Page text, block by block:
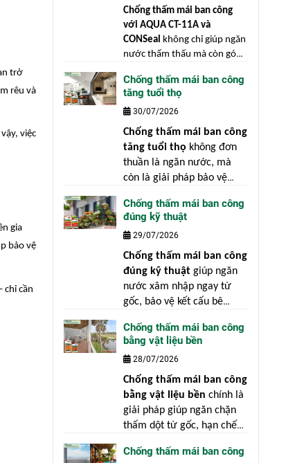
trở
rêu và
việc
gia
bảo vệ
chỉ cần
trúc và trang trí nhờ vẻ
đẹp mộc mạc, bền màu và
mang giá trị thẩm mỹ cao.
Chống thấm mái ban công
với AQUA CT-11A và
CONSeal không chỉ giúp ngăn
nước thẩm thấu mà còn góp
công trình trước những tác
động của môi trường. Mái
ban công là một trong những
hạng mục chịu tác động khắc
nghiệt nhất của thời tiết.
Chống thấm mái ban công
tăng tuổi thọ
30/07/2026
Chống thấm mái ban công
tăng tuổi thọ không đơn
thuần là ngăn nước, mà
còn là giải pháp bảo vệ
"Phòng bệnh hơn chữa
bệnh" là nguyên tắc luôn
đúng trong xây dựng.
Chống thấm mái ban công
đúng kỹ thuật
29/07/2026
Chống thấm mái ban công
đúng kỹ thuật giúp ngăn
nước xâm nhập ngay từ
gốc, bảo vệ kết cấu bê
chữa và nâng cao tuổi thọ
công trình. Nguyên nhân
chủ yếu không nằm ở vật
liệu mà xuất phát từ việc
xử lý bề mặt chưa đạt yêu
cầu, thi công sai kỹ thuật
hoặc bỏ qua những công
Chống thấm mái ban công
bằng vật liệu bền
28/07/2026
Chống thấm mái ban công
bằng vật liệu bền chính là
giải pháp giúp ngăn chặn
thấm dột từ gốc, hạn chế
kết cấu bê tông và giữ giá
Chống thấm mái ban công